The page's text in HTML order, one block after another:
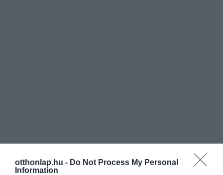
otthonlap.hu - Do Not Process My Personal
Information